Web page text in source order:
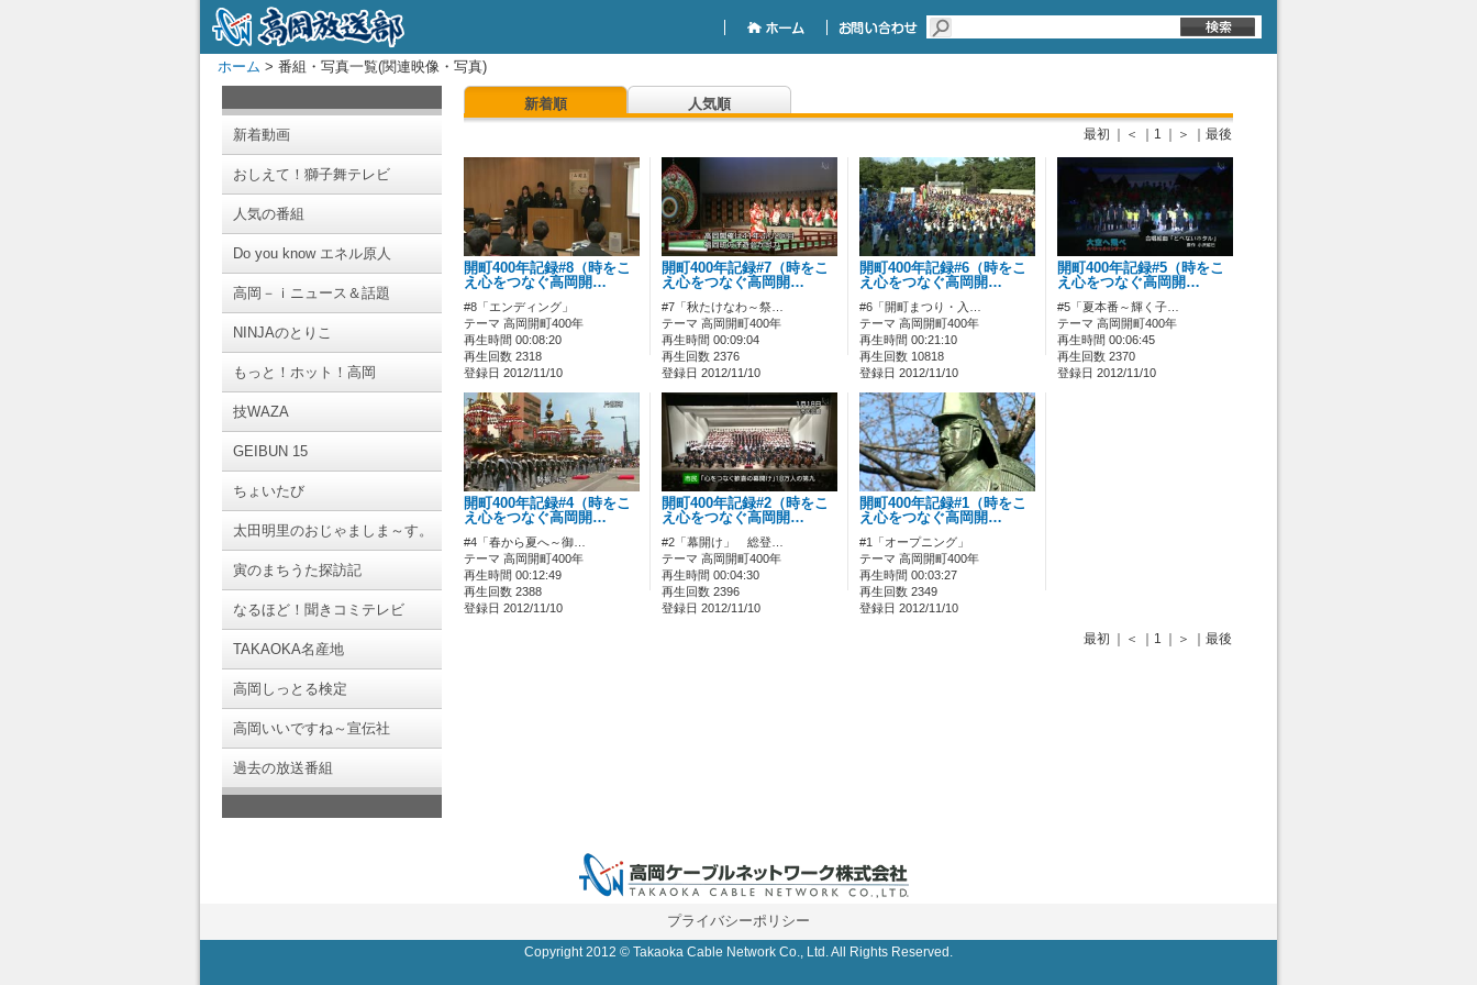
ホーム > 番組・写真一覧(関連映像・写真)
新着動画
おしえて！獅子舞テレビ
人気の番組
Do you know エネル原人
高岡－ｉニュース＆話題
NINJAのとりこ
もっと！ホット！高岡
技WAZA
GEIBUN 15
ちょいたび
太田明里のおじゃましま～す。
寅のまちうた探訪記
なるほど！聞きコミテレビ
TAKAOKA名産地
高岡しっとる検定
高岡いいですね～宣伝社
過去の放送番組
新着順 人気順
最初 ｜＜ ｜1 ｜＞ ｜最後
開町400年記録#8（時をこ
え心をつなぐ高岡開…
#8「エンディング」
テーマ 高岡開町400年
再生時間 00:08:20
再生回数 2318
登録日 2012/11/10
開町400年記録#7（時をこ
え心をつなぐ高岡開…
#7「秋たけなわ～祭…
テーマ 高岡開町400年
再生時間 00:09:04
再生回数 2376
登録日 2012/11/10
開町400年記録#6（時をこ
え心をつなぐ高岡開…
#6「開町まつり・入…
テーマ 高岡開町400年
再生時間 00:21:10
再生回数 10818
登録日 2012/11/10
開町400年記録#5（時をこ
え心をつなぐ高岡開…
#5「夏本番～輝く子…
テーマ 高岡開町400年
再生時間 00:06:45
再生回数 2370
登録日 2012/11/10
開町400年記録#4（時をこ
え心をつなぐ高岡開…
#4「春から夏へ～御…
テーマ 高岡開町400年
再生時間 00:12:49
再生回数 2388
登録日 2012/11/10
開町400年記録#2（時をこ
え心をつなぐ高岡開…
#2「幕開け」 総登…
テーマ 高岡開町400年
再生時間 00:04:30
再生回数 2396
登録日 2012/11/10
開町400年記録#1（時をこ
え心をつなぐ高岡開…
#1「オープニング」
テーマ 高岡開町400年
再生時間 00:03:27
再生回数 2349
登録日 2012/11/10
最初 ｜＜ ｜1 ｜＞ ｜最後
プライバシーポリシー
Copyright 2012 © Takaoka Cable Network Co., Ltd. All Rights Reserved.